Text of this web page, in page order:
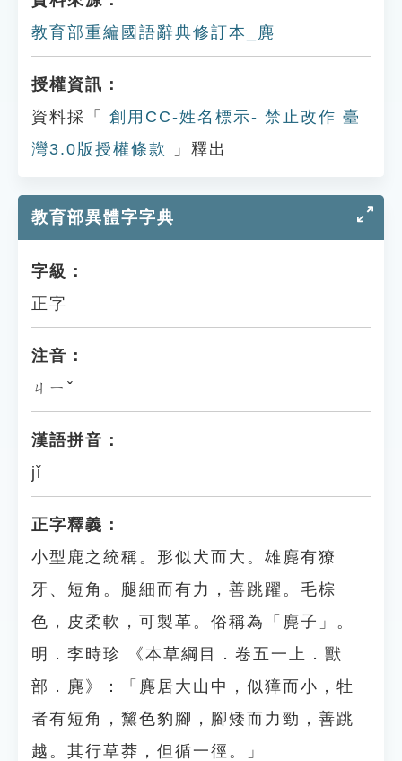
教育部重編國語辭典修訂本_麂
授權資訊：
資料採「
創用CC-姓名標示- 禁止改作 臺
灣3.0版授權條款
」釋出
教育部異體字字典
字級：
正字
注音：
ㄐㄧˇ
漢語拼音：
jǐ
正字釋義：
小型鹿之統稱。形似犬而大。雄麂有獠
牙、短角。腿細而有力，善跳躍。毛棕
色，皮柔軟，可製革。俗稱為「麂子」。
明．李時珍 《本草綱目．卷五一上．獸
部．麂》：「麂居大山中，似獐而小，牡
者有短角，黧色豹腳，腳矮而力勁，善跳
越。其行草莽，但循一徑。」